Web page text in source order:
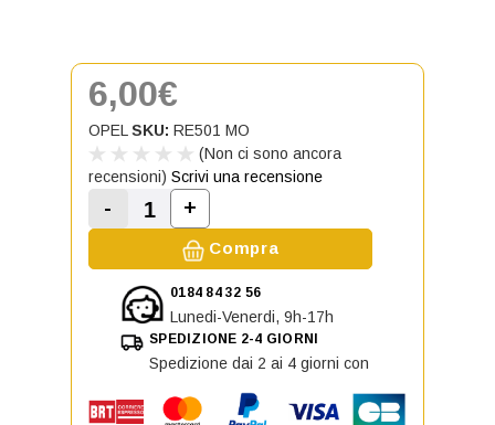
6,00€
OPEL SKU: RE501 MO
(Non ci sono ancora
recensioni) Scrivi una recensione
Diminuisci la quantità di Indicatore di
-
Aumenta la quantità di Indicatore
+
Compra
0184 84 32 56
Lunedi-Venerdi, 9h-17h
SPEDIZIONE 2-4 GIORNI
Spedizione dai 2 ai 4 giorni con